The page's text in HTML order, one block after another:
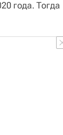
года. Тогда